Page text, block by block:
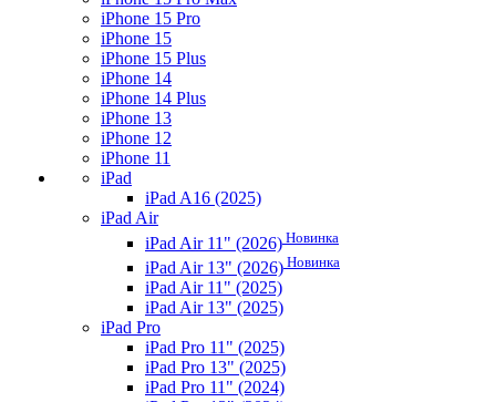
iPhone 15 Pro
iPhone 15
iPhone 15 Plus
iPhone 14
iPhone 14 Plus
iPhone 13
iPhone 12
iPhone 11
iPad
iPad A16 (2025)
iPad Air
iPad Air 11" (2026) Новинка
iPad Air 13" (2026) Новинка
iPad Air 11" (2025)
iPad Air 13" (2025)
iPad Pro
iPad Pro 11" (2025)
iPad Pro 13" (2025)
iPad Pro 11" (2024)